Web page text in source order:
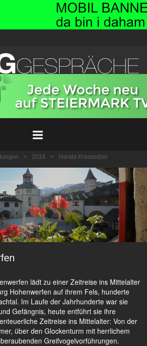
> 2018 > Harald Krassnitzer
lädt zu einer Zeitreise ins Mittelalter
Hohenwerfen auf ihrem Fels, hunderte
Im Laufe der Jahrhunderte war sie
Gefängnis, heute entführt sie ihre
Zeitreise ins Mittelalter: Von der
über den Glockenturm mit herrlichem
Greifvogelvorführungen.